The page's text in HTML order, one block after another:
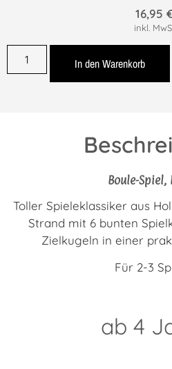
16,95
inkl.
In den Warenkorb
Boule-Spiel,
Toller Spieleklassiker aus
Strand mit 6 bunten
Zielkugeln in einer
Für 2-3
ab 4